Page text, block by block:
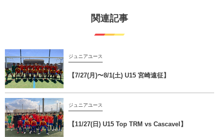
関連記事
ジュニアユース
【7/27(月)〜8/1(土) U15 宮崎遠征】
ジュニアユース
【11/27(日) U15 Top TRM vs Cascavel】